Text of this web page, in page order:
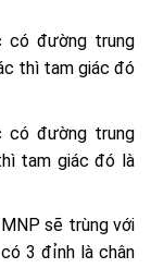
có đường trung
thì tam giác đó
có đường trung
tam giác đó là
sẽ trùng với
3 đỉnh là chân